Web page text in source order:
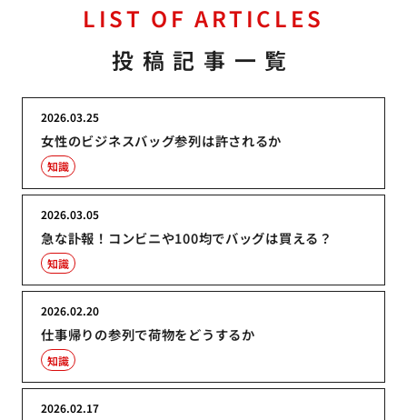
LIST OF ARTICLES
投稿記事一覧
女性のビジネスバッグ参列は許されるか
2026.03.25
知識
急な訃報！コンビニや100均でバッグは買える？
2026.03.05
知識
仕事帰りの参列で荷物をどうするか
2026.02.20
知識
2026.02.17